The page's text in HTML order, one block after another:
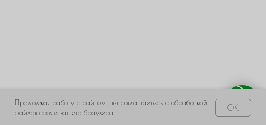
Свяжитесь с нами!
Далее →
Продолжая работу с сайтом , вы соглашаетесь с обработкой
файлов cookie вашего браузера.
OK